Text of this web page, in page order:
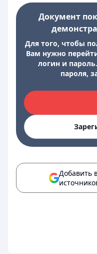
Документ
Для того, чтобы
Вам нужно
логин и
пароля,
Добавить